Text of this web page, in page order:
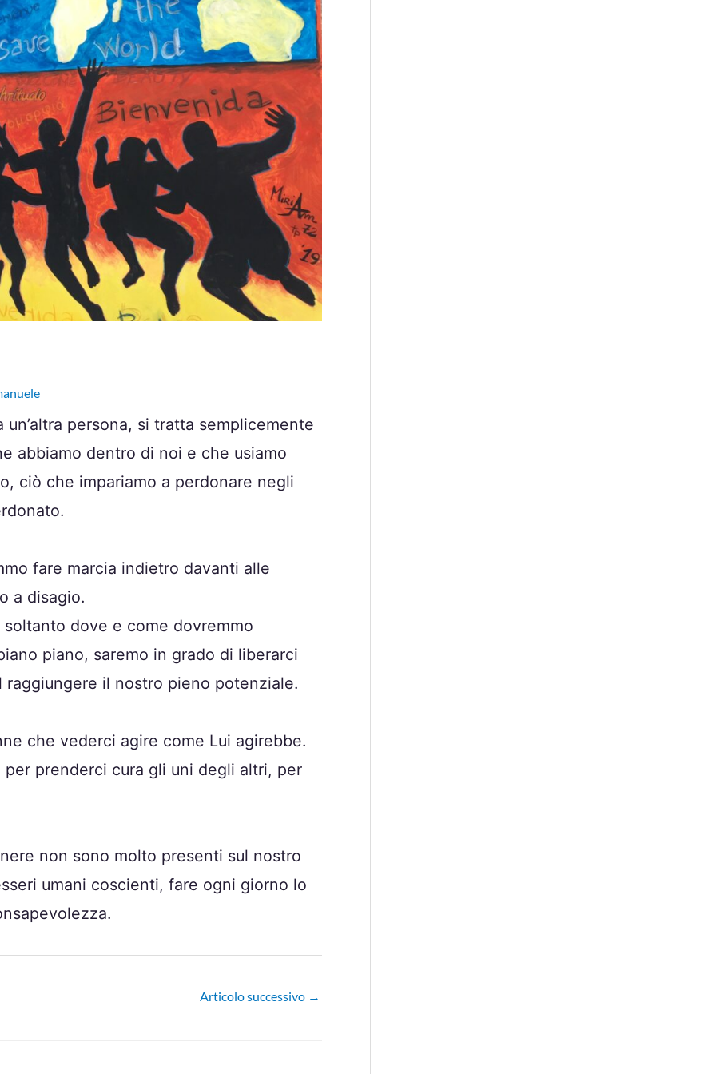
persona, si tratta semplicemente
abbiamo dentro di noi e che usiamo
ciò che impariamo a perdonare negli
fare marcia indietro davanti alle
a disagio.
dove e come dovremmo
piano, saremo in grado di liberarci
il nostro pieno potenziale.
che vederci agire come Lui agirebbe.
prenderci cura gli uni degli altri, per
non sono molto presenti sul nostro
umani coscienti, fare ogni giorno lo
Articolo successivo →